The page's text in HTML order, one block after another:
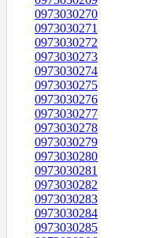
0973030270
0973030271
0973030272
0973030273
0973030274
0973030275
0973030276
0973030277
0973030278
0973030279
0973030280
0973030281
0973030282
0973030283
0973030284
0973030285